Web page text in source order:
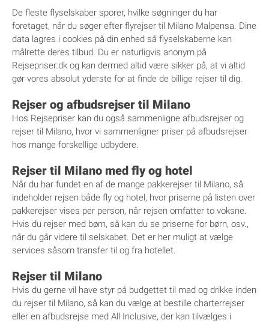
De fleste flyselskaber sporer, hvilke søgninger du har
foretaget, når du søger efter flyrejser til Milano Malpensa. Dine
data lagres i cookies på din enhed så flyselskaberne kan
målrette deres tilbud. Du er naturligvis anonym på
Rejsepriser.dk og kan dermed altid være sikker på, at vi altid
gør vores absolut yderste for at finde de billige rejser til dig.
Rejser og afbudsrejser til Milano
Hos Rejsepriser kan du også sammenligne afbudsrejser og
rejser til Milano, hvor vi sammenligner priser på afbudsrejser
hos mange forskellige udbydere.
Rejser til Milano med fly og hotel
Når du har fundet en af de mange pakkerejser til Milano, så
indeholder rejsen både fly og hotel, hvor priserne på listen over
pakkerejser vises per person, når rejsen omfatter to voksne.
Hvis du rejser med børn, så kan du se priserne for børn, osv.,
når du går videre til selskabet. Det er her muligt at vælge
services såsom transfer til og fra hotellet.
Rejser til Milano
Hvis du gerne vil have styr på budgettet til mad og drikke inden
du rejser til Milano, så kan du vælge at bestille charterrejser
eller en afbudsrejse med All Inclusive, der kan tilvælges i